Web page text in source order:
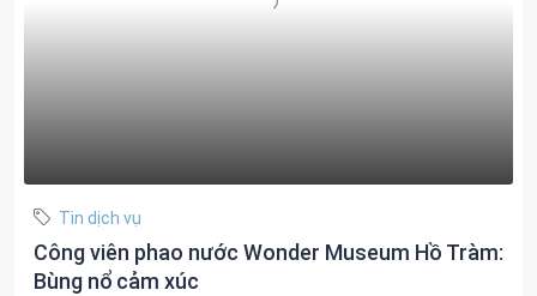
Tin dịch vụ
Công viên phao nước Wonder Museum Hồ Tràm:
Bùng nổ cảm xúc